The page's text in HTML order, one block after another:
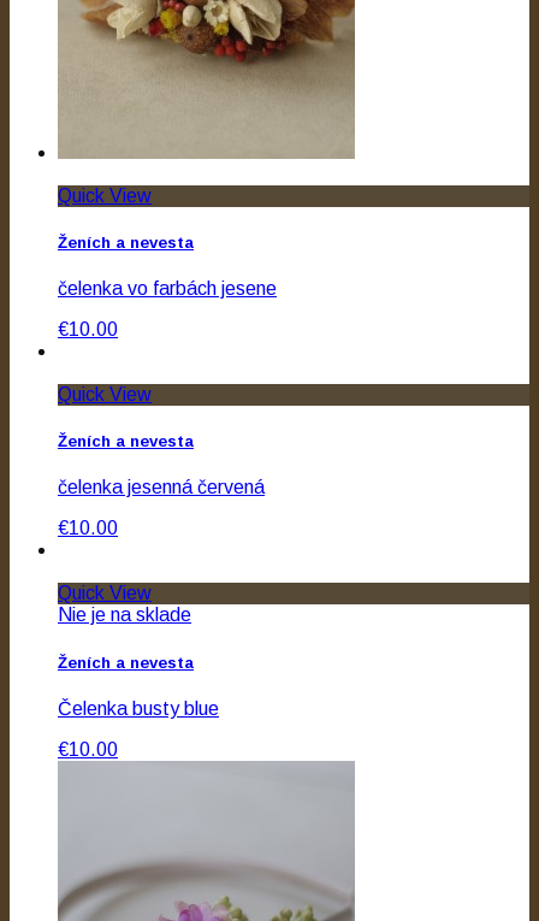
Quick View
Ženích a nevesta
čelenka vo farbách jesene
€10.00
Quick View
Ženích a nevesta
čelenka jesenná červená
€10.00
Quick View
Nie je na sklade
Ženích a nevesta
Čelenka busty blue
€10.00